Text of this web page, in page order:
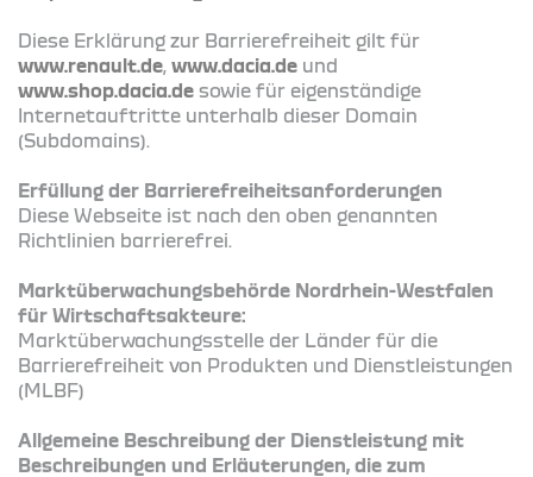
Diese Erklärung zur Barrierefreiheit gilt für
www.renault.de, www.dacia.de und
www.shop.dacia.de sowie für eigenständige
Internetauftritte unterhalb dieser Domain
(Subdomains).
Erfüllung der Barrierefreiheitsanforderungen
Diese Webseite ist nach den oben genannten
Richtlinien barrierefrei.
Marktüberwachungsbehörde Nordrhein-Westfalen
für Wirtschaftsakteure:
Marktüberwachungsstelle der Länder für die
Barrierefreiheit von Produkten und Dienstleistungen
(MLBF)
Allgemeine Beschreibung der Dienstleistung mit
Beschreibungen und Erläuterungen, die zum